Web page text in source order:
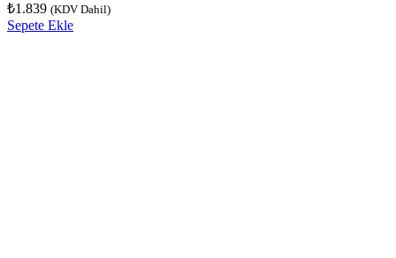
₺1.839 (KDV Dahil)
Sepete Ekle